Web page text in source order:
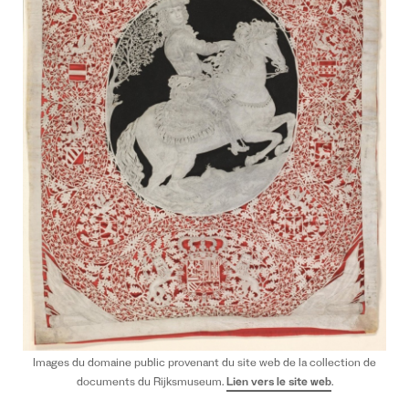
Images du domaine public provenant du site web de la collection de
documents du Rijksmuseum. Lien vers le site web.